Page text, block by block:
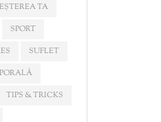
TA
SPORT
SUFLET
TIPS & TRICKS